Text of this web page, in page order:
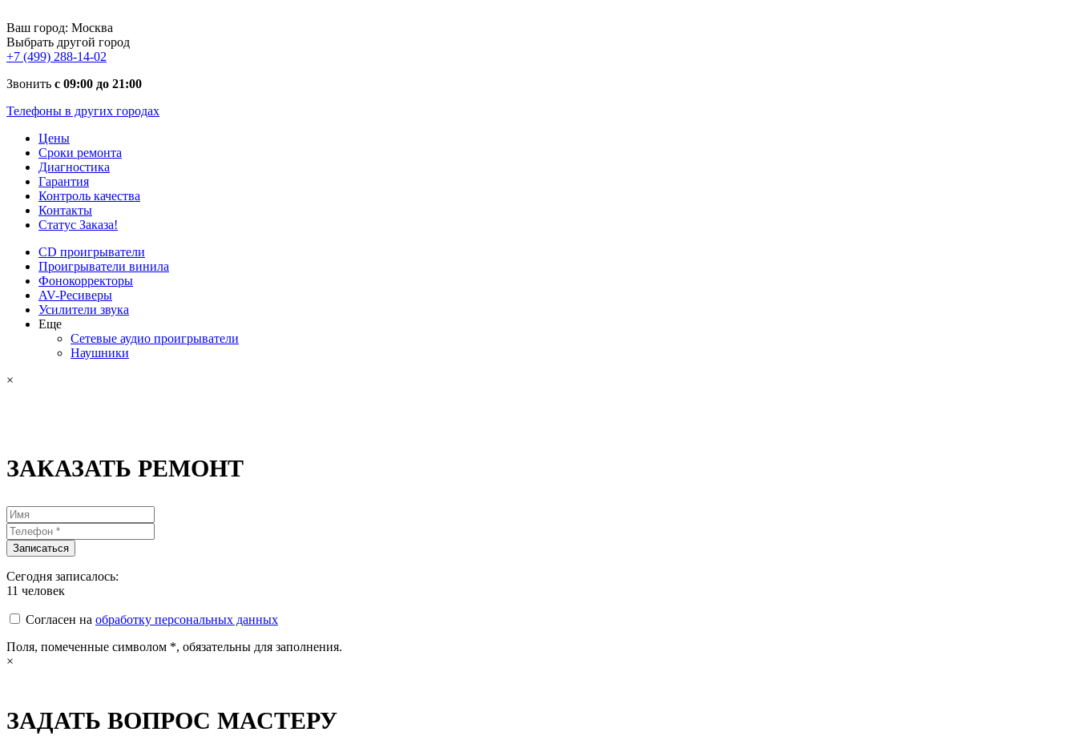
Ваш город: Москва
Выбрать другой город
+7 (499) 288-14-02
Звонить с 09:00 до 21:00
Телефоны в других городах
Цены
Сроки ремонта
Диагностика
Гарантия
Контроль качества
Контакты
Статус Заказа!
CD проигрыватели
Проигрыватели винила
Фонокорректоры
AV-Ресиверы
Усилители звука
Еще
Сетевые аудио проигрыватели
Наушники
×
ЗАКАЗАТЬ РЕМОНТ
Сегодня записалось:
11 человек
Согласен на обработку персональных данных
Поля, помеченные символом *, обязательны для заполнения.
×
ЗАДАТЬ ВОПРОС МАСТЕРУ